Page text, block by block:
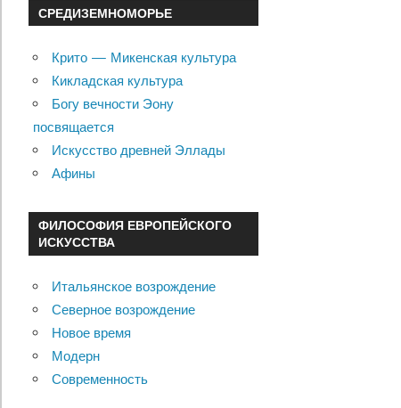
СРЕДИЗЕМНОМОРЬЕ
Крито — Микенская культура
Кикладская культура
Богу вечности Эону
посвящается
Искусство древней Эллады
Афины
ФИЛОСОФИЯ ЕВРОПЕЙСКОГО
ИСКУССТВА
Итальянское возрождение
Северное возрождение
Новое время
Модерн
Современность